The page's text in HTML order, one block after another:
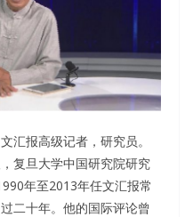
汇报高级记者，研究员。
复旦大学中国研究院研究
年至2013年任文汇报常
二十年。他的国际评论曾